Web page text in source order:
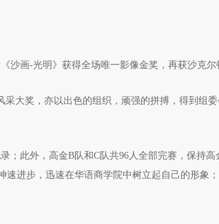
沙画-光明》获得全场唯一影像金奖，再获沙克尔
大奖，亦以出色的组织，顽强的拼搏，得到组
；此外，高金B队和C队共96人全部完赛，保持高
速进步，迅速在华语商学院中树立起自己的形象